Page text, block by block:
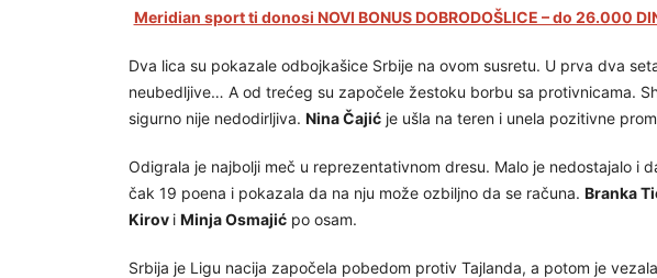
Meridian sport ti donosi NOVI BONUS DOBRODOŠLICE – do 26.000
Dva lica su pokazale odbojkašice Srbije na ovom susretu. U prva dva
neubedljive… A od trećeg su započele žestoku borbu sa protivnicama.
sigurno nije nedodirljiva. Nina Čajić je ušla na teren i unela pozitivne
Odigrala je najbolji meč u reprezentativnom dresu. Malo je nedostajalo i
čak 19 poena i pokazala da na nju može ozbiljno da se računa. Branka
Kirov i Minja Osmajić po osam.
Srbija je Ligu nacija započela pobedom protiv Tajlanda, a potom je